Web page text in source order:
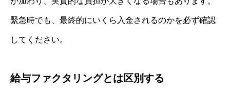
緊急時でも、最終的にいくら入金されるのかを必ず確認
してください。
給与ファクタリングとは区別する